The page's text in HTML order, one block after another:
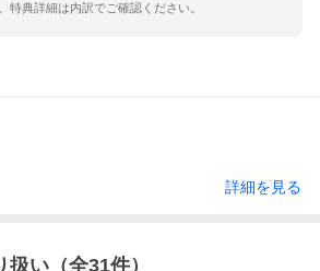
特典詳細は内訳でご確認ください。
詳細を見る
扱い（全31件）